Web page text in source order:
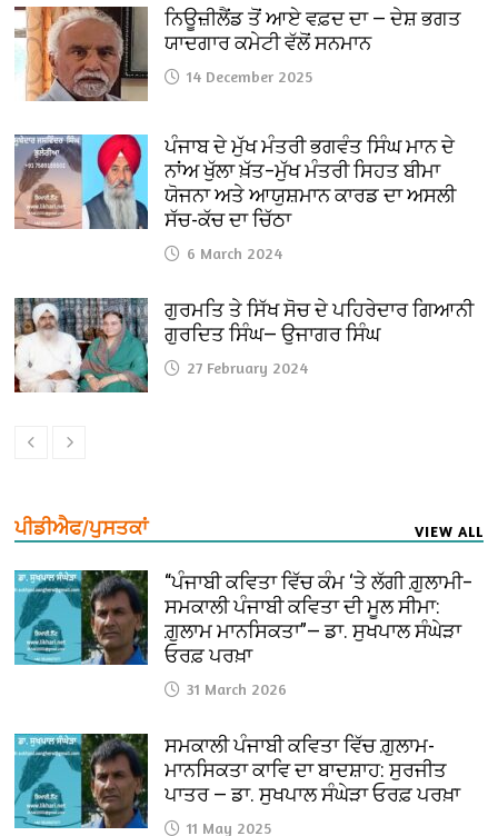
ਨਿਊਜ਼ੀਲੈਂਡ ਤੋਂ ਆਏ ਵਫ਼ਦ ਦਾ — ਦੇਸ਼ ਭਗਤ
ਯਾਦਗਾਰ ਕਮੇਟੀ ਵੱਲੋਂ ਸਨਮਾਨ
14 December 2025
ਪੰਜਾਬ ਦੇ ਮੁੱਖ ਮੰਤਰੀ ਭਗਵੰਤ ਸਿੰਘ ਮਾਨ ਦੇ
ਨਾਂਅ ਖੁੱਲਾ ਖ਼ੱਤ–ਮੁੱਖ ਮੰਤਰੀ ਸਿਹਤ ਬੀਮਾ
ਯੋਜਨਾ ਅਤੇ ਆਯੁਸ਼ਮਾਨ ਕਾਰਡ ਦਾ ਅਸਲੀ
ਸੱਚ-ਕੱਚ ਦਾ ਚਿੱਠਾ
6 March 2024
ਗੁਰਮਤਿ ਤੇ ਸਿੱਖ ਸੋਚ ਦੇ ਪਹਿਰੇਦਾਰ ਗਿਆਨੀ
ਗੁਰਦਿਤ ਸਿੰਘ— ਉਜਾਗਰ ਸਿੰਘ
27 February 2024
ਪੀਡੀਐਫ/ਪੁਸਤਕਾਂ VIEW ALL
“ਪੰਜਾਬੀ ਕਵਿਤਾ ਵਿੱਚ ਕੰਮ ‘ਤੇ ਲੱਗੀ ਗ਼ੁਲਾਮੀ–
ਸਮਕਾਲੀ ਪੰਜਾਬੀ ਕਵਿਤਾ ਦੀ ਮੂਲ ਸੀਮਾ:
ਗ਼ੁਲਾਮ ਮਾਨਸਿਕਤਾ”— ਡਾ. ਸੁਖਪਾਲ ਸੰਘੇੜਾ
ਓਰਫ਼ ਪਰਖ਼ਾ
31 March 2026
ਸਮਕਾਲੀ ਪੰਜਾਬੀ ਕਵਿਤਾ ਵਿੱਚ ਗ਼ੁਲਾਮ-
ਮਾਨਸਿਕਤਾ ਕਾਵਿ ਦਾ ਬਾਦਸ਼ਾਹ: ਸੁਰਜੀਤ
ਪਾਤਰ — ਡਾ. ਸੁਖਪਾਲ ਸੰਘੇੜਾ ਓਰਫ਼ ਪਰਖ਼ਾ
11 May 2025